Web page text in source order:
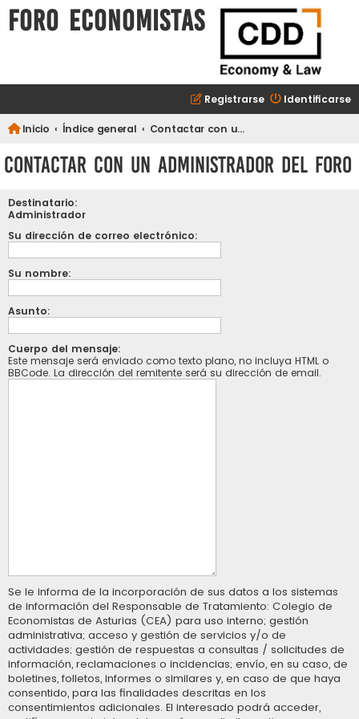
FORO ECONOMISTAS
Identificarse
Registrarse
Inicio Índice general Contactar con un Administrador del Foro
Contactar con un Administrador del Foro
Destinatario:
Administrador
Su dirección de correo electrónico:
Su nombre:
Asunto:
Cuerpo del mensaje:
Este mensaje será enviado como texto plano, no incluya HTML o
BBCode. La dirección del remitente será su dirección de email.
Se le informa de la incorporación de sus datos a los sistemas
de información del Responsable de Tratamiento: Colegio de
Economistas de Asturias (CEA) para uso interno; gestión
administrativa; acceso y gestión de servicios y/o de
actividades; gestión de respuestas a consultas / solicitudes de
información, reclamaciones o incidencias; envío, en su caso, de
boletines, folletos, informes o similares y, en caso de que haya
consentido, para las finalidades descritas en los
consentimientos adicionales. El interesado podrá acceder,